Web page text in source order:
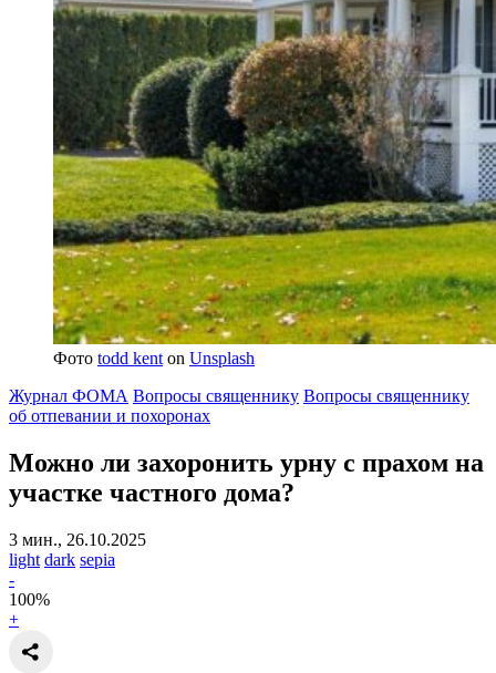
Фото todd kent on Unsplash
Журнал ФОМА Вопросы священнику Вопросы священнику
об отпевании и похоронах
Можно ли захоронить урну с прахом на
участке частного дома?
3 мин., 26.10.2025
light dark sepia
-
100%
+